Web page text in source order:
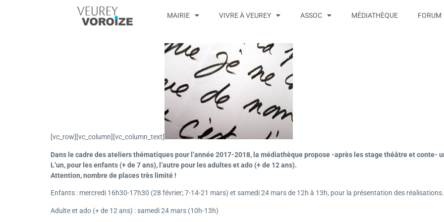
MAIRIE VIVRE À VEUREY ASSOC MÉDIATHÈQUE FORUM
[vc_row][vc_column][vc_column_text]
Dans le cadre des ateliers thématiques pour l’année 2017-2018, la médiathèque propose -après les stage théâtre et conte-
L’un, pour les enfants (+ de 7 ans), l’autre pour les adultes et ado (+ de 12 ans).
Attention, nombre de places très limité !
Enfants : mercredi 16h30-17h30 (28 février; 7-14-21 mars) et samedi 24 mars de 12h à 13h, pour la présentation des réalisations.
Adulte et ado (+ de 12 ans) : samedi 24 mars (10h-13h)